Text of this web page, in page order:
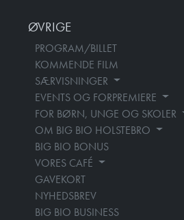
ØVRIGE
PROGRAM/BILLET
KOMMENDE FILM
SÆRVISNINGER
EVENTS OG FORPREMIERE
FOR BØRN, UNGE OG SKOLER
OM BIG BIO HOLSTEBRO
BIG BIO BONUS
VORES CAFÉ
GAVEKORT
NYHEDSBREV
BIG BIO BUSINESS